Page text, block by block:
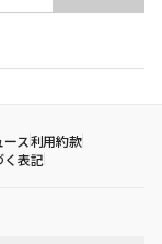
ース利用約款
く表記